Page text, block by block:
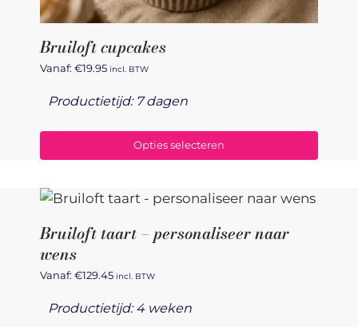
Bruiloft cupcakes
Vanaf: €19.95 incl. BTW
Productietijd: 7 dagen
Opties selecteren
Bruiloft taart – personaliseer naar
wens
Vanaf: €129.45 incl. BTW
Productietijd: 4 weken